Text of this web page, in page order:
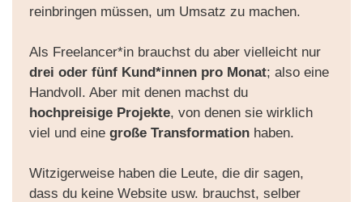
reinbringen müssen, um Umsatz zu machen.
Als Freelancer*in brauchst du aber vielleicht nur
drei oder fünf Kund*innen pro Monat; also eine
Handvoll. Aber mit denen machst du
hochpreisige Projekte, von denen sie wirklich
viel und einegroße Transformation haben.
Witzigerweise haben die Leute, die dir sagen,
dass du keine Website usw. brauchst, selber